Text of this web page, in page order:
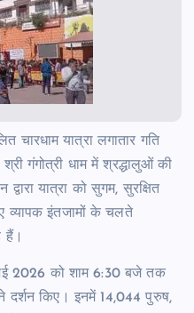
चारधाम यात्रा लगातार गति
गंगोत्री धाम में श्रद्धालुओं की
यात्रा को सुगम, सुरक्षित
व्यापक इंतजामों के चलते
हैं।
2026 को शाम 6:30 बजे तक
दर्शन किए। इनमें 14,044 पुरुष,